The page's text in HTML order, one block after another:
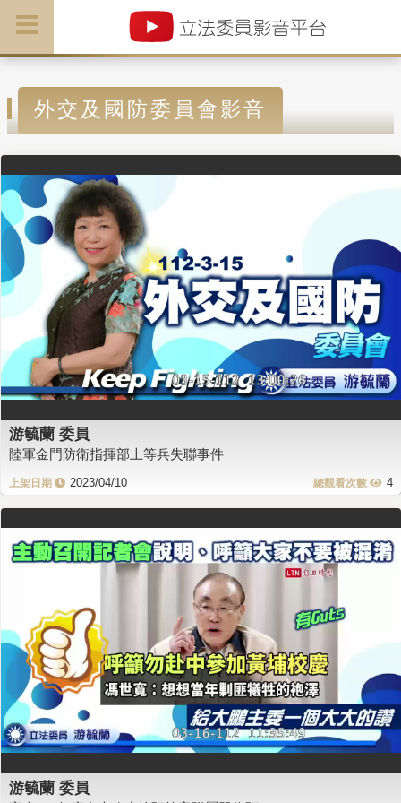
外交及國防委員會影音
游毓蘭 委員
陸軍金門防衛指揮部上等兵失聯事件
2023/04/10 4
游毓蘭 委員